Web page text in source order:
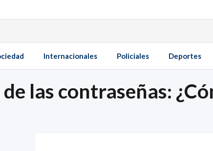
Internacionales Policiales Deportes
las contraseñas: